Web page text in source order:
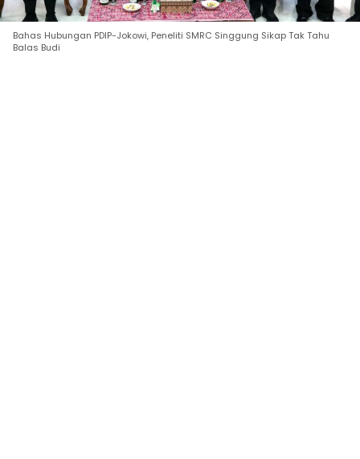
Bahas Hubungan PDIP-Jokowi, Peneliti SMRC Singgung Sikap Tak Tahu
Balas Budi